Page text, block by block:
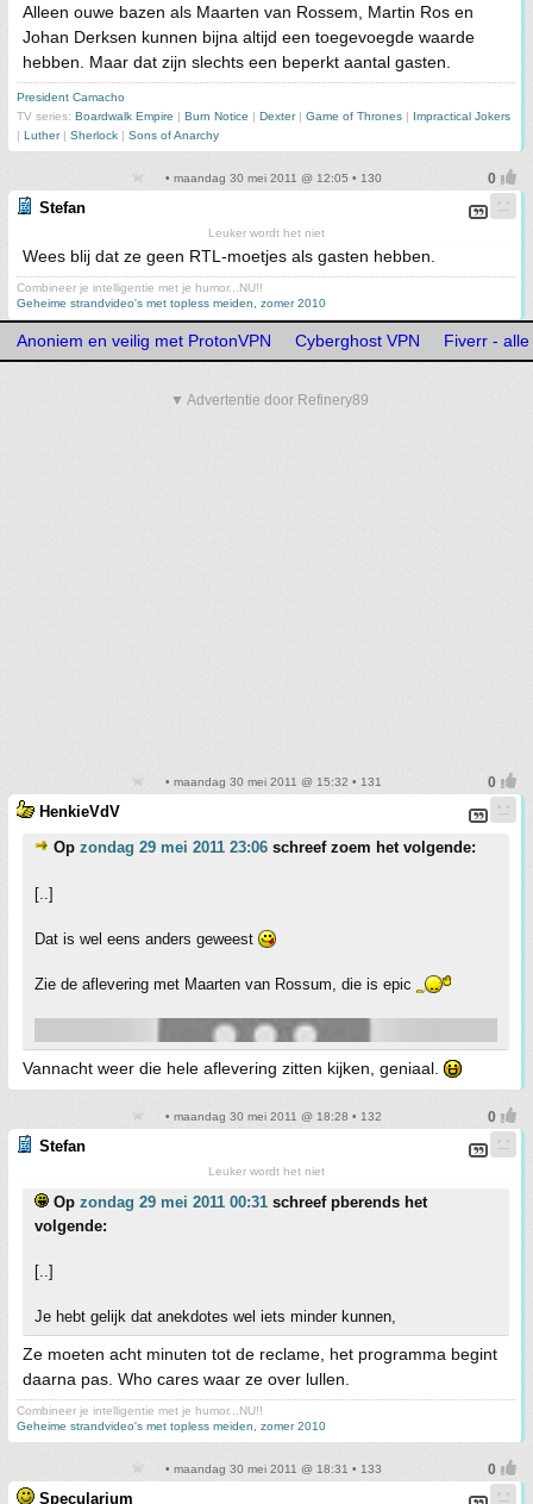
Alleen ouwe bazen als Maarten van Rossem, Martin Ros en
Johan Derksen kunnen bijna altijd een toegevoegde waarde
hebben. Maar dat zijn slechts een beperkt aantal gasten.
President Camacho
TV series: Boardwalk Empire | Burn Notice | Dexter| Game of Thrones | Impractical Jokers
| Luther| Sherlock | Sons of Anarchy
• maandag 30 mei 2011 @ 12:05 • 130
Stefan
Leuker wordt het niet
Wees blij dat ze geen RTL-moetjes als gasten hebben.
Combineer je intelligentie met je humor...NU!!
Geheime strandvideo's met topless meiden, zomer 2010
Anoniem en veilig met ProtonVPN Cyberghost VPN Fiverr -
▼ Advertentie door Refinery89
• maandag 30 mei 2011 @ 15:32 • 131
HenkieVdV
Op zondag 29 mei 2011 23:06 schreef zoem het volgende:
[..]
Dat is wel eens anders geweest
Zie de aflevering met Maarten van Rossum, die is epic
Vannacht weer die hele aflevering zitten kijken, geniaal.
• maandag 30 mei 2011 @ 18:28 • 132
Stefan
Leuker wordt het niet
Op zondag 29 mei 2011 00:31 schreef pberends het
volgende:
[..]
Je hebt gelijk dat anekdotes wel iets minder kunnen,
Ze moeten acht minuten tot de reclame, het programma begint
daarna pas. Who cares waar ze over lullen.
Combineer je intelligentie met je humor...NU!!
Geheime strandvideo's met topless meiden, zomer 2010
• maandag 30 mei 2011 @ 18:31 • 133
Specularium